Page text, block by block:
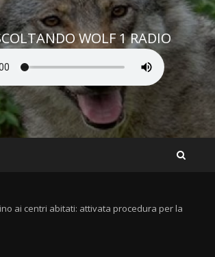
WOLF 1 RADIO
ai centri abitati: attivata procedura per la